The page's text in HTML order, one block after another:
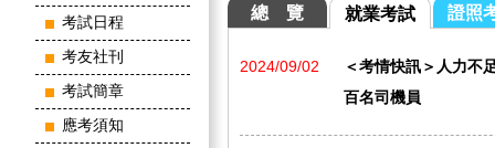
考試日程
考友社刊
考試簡章
應考須知
總 覽 就業考試 證照
2024/09/02
＜考情快訊＞人力
百名司機員